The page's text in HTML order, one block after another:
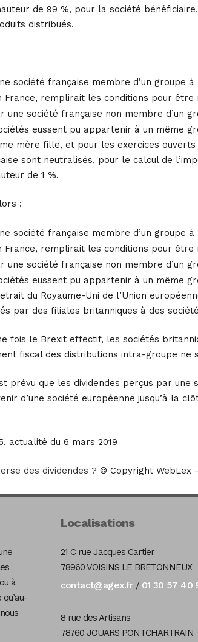
de 99 %, pour la société
distribués.
société française membre d’un groupe
remplirait les conditions pour être
société française non membre d’un
eussent pu appartenir à un même
mère fille, et pour les exercices
sont neutralisés, pour le calcul de
de 1 %.
:
société française membre d’un groupe
remplirait les conditions pour être
société française non membre d’un
eussent pu appartenir à un même
du Royaume-Uni de l’Union
par des filiales britanniques à des
fois le Brexit effectif, les sociétés
fiscal des distributions intra-groupe ne
prévu que les dividendes perçus par
d’une société européenne jusqu’à la
actualité du 6 mars 2019
des dividendes ? © Copyright WebLex
à
Localisations
21 C rue Jacques Cartier
78960 VOISINS LE BRETONNEUX
contact@agex.fr/ 01 30 57 40
8 rue des Artisans
78760 JOUARS PONTCHARTRAIN